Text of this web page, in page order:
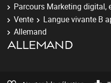
Parcours Marketing digital,
Vente
Langue vivante B
Allemand
ALLEMAND